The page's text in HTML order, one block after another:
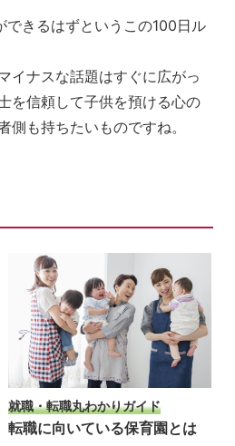
きるはずというこの100日ル
イナスな話題はすぐに広がっ
を信頼して子供を預ける心の
も持ちたいものですね。
就職・転職丸わかりガイド
転職に向いている保育園とは